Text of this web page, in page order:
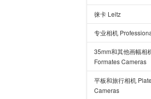
徕卡 Leitz
专业相机
35mm和其他画幅相
Formates Cameras
平板和旅行相机
Cameras